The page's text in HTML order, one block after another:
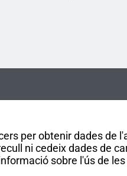
per obtenir dades de
ni cedeix dades de
sobre l'ús de